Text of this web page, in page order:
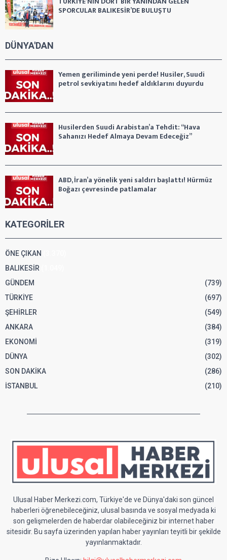
SPORCULAR BALIKESİR’DE BULUŞTU
DÜNYA'DAN
Yemen geriliminde yeni perde! Husiler, Suudi
petrol sevkiyatını hedef aldıklarını duyurdu
Husilerden Suudi Arabistan’a Tehdit: “Hava
Sahanızı Hedef Almaya Devam Edeceğiz”
ABD, İran’a yönelik yeni saldırı başlattı! Hürmüz
Boğazı çevresinde patlamalar
KATEGORİLER
ÖNE ÇIKAN
BALIKESİR
GÜNDEM
(739)
TÜRKİYE
(697)
ŞEHİRLER
(549)
ANKARA
(384)
EKONOMİ
(319)
DÜNYA
(302)
SON DAKİKA
(286)
İSTANBUL
(210)
Ulusal Haber Merkezi.com, Türkiye'de ve Dünya'daki son güncel
haberleri öğrenebileceğiniz, ulusal basında ve sosyal medyada ki
son gelişmelerden de haberdar olabileceğiniz bir internet haber
sitesidir. Bu sayfa üzerinden yapılan haber yayınları teyitli bir şekilde
yayınlanmaktadır.